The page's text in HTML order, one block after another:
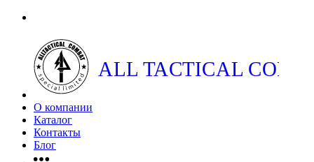
ALL TACTICAL
О компании
Каталог
Контакты
Блог